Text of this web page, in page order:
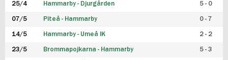
25/4 Hammarby - Djurgården 5 - 0
07/5 Piteå - Hammarby 0 - 7
14/5 Hammarby - Umeå IK 2 - 2
23/5 Brommapojkarna - Hammarby 5 - 3